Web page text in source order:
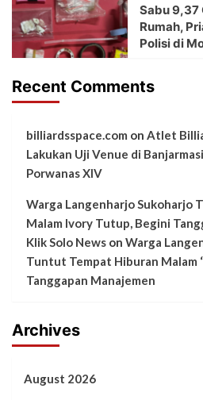
Sabu 9,37
Rumah,
Polisi di
Recent Comments
billiardsspace.com on Atlet
Lakukan Uji Venue di
Porwanas XIV
Warga Langenharjo Sukoharjo
Malam Ivory Tutup, Begini
Klik Solo News on Warga
Tuntut Tempat Hiburan Malam
Tanggapan Manajemen
Archives
August 2026